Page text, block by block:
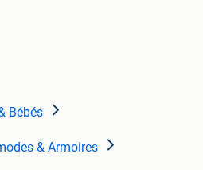
Bébés
& Armoires